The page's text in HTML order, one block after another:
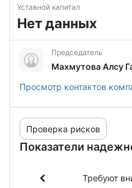
Уставной капитал
Нет данных
Председатель
Махмутова Алсу
Просмотр контактов
Показатели
Проверка рисков
Требуют